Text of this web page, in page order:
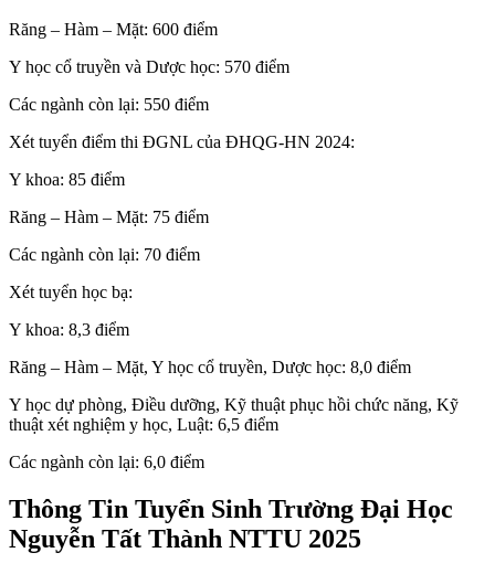
Răng – Hàm – Mặt: 600 điểm
Y học cổ truyền và Dược học: 570 điểm
Các ngành còn lại: 550 điểm
Xét tuyển điểm thi ĐGNL của ĐHQG-HN 2024:
Y khoa: 85 điểm
Răng – Hàm – Mặt: 75 điểm
Các ngành còn lại: 70 điểm
Xét tuyển học bạ:
Y khoa: 8,3 điểm
Răng – Hàm – Mặt, Y học cổ truyền, Dược học: 8,0 điểm
Y học dự phòng, Điều dưỡng, Kỹ thuật phục hồi chức năng, Kỹ
thuật xét nghiệm y học, Luật: 6,5 điểm
Các ngành còn lại: 6,0 điểm
Thông Tin Tuyển Sinh Trường Đại Học
Nguyễn Tất Thành NTTU 2025